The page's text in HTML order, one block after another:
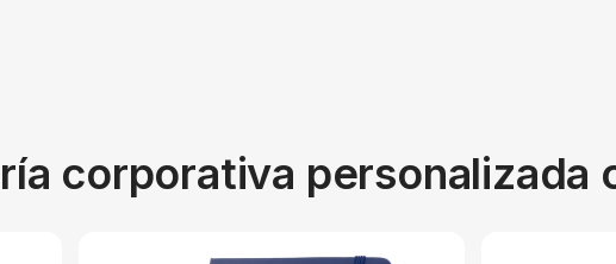
corporativa personalizada